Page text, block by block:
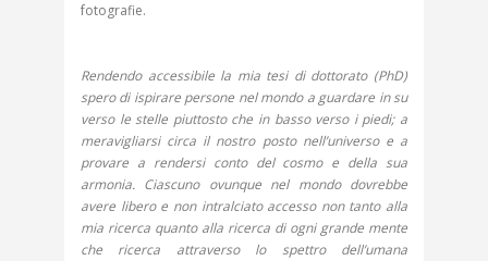
fotografie.
Rendendo accessibile la mia tesi di dottorato (PhD)
spero di ispirare persone nel mondo a guardare in su
verso le stelle piuttosto che in basso verso i piedi; a
meravigliarsi circa il nostro posto nell’universo e a
provare a rendersi conto del cosmo e della sua
armonia. Ciascuno ovunque nel mondo dovrebbe
avere libero e non intralciato accesso non tanto alla
mia ricerca quanto alla ricerca di ogni grande mente
che ricerca attraverso lo spettro dell’umana